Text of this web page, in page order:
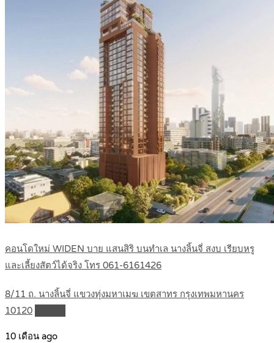
คอนโดใหม่ WIDEN บาย แสนสิริ บนทำเล นางลิ้นจี่ สงบ เรียบหรู
และเลี้ยงสัตว์ได้จริง โทร 061-6161426
8/11 ถ. นางลิ้นจี่ แขวงทุ่งมหาเมฆ เขตสาทร กรุงเทพมหานคร
10120
10 เดือน ago